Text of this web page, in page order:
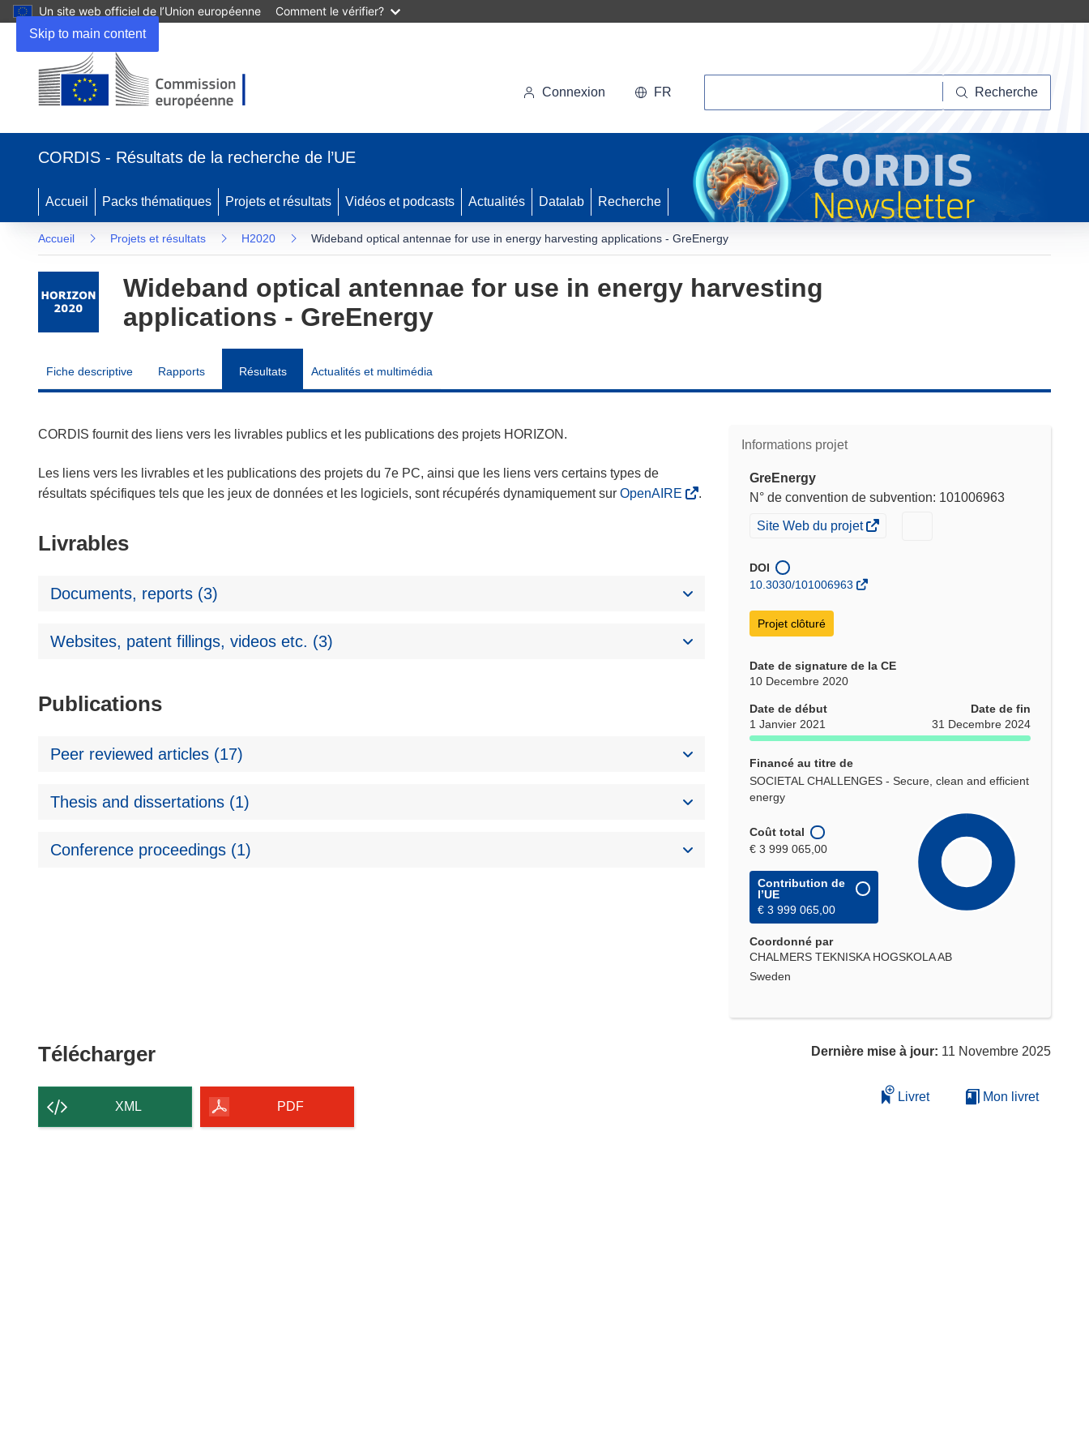
Skip to main content
Un site web officiel de l’Union européenne Comment le vérifier?
une
fenêtre)
Connexion FR Recherche
CORDIS - Résultats de la recherche de l’UE
Accueil Packs thématiques Projets et résultats Vidéos et podcasts Actualités Datalab Recherche
Accueil Projets et résultats H2020 Wideband optical antennae for use in energy harvesting applications - GreEnergy
Wideband optical antennae for use in energy harvesting
applications - GreEnergy
Fiche descriptive Rapports Résultats Actualités et multimédia
Informations projet
GreEnergy
N° de convention de subvention: 101006963
(s’ouvre
nouvelle
fenêtre)
Site Web du projet
DOI
10.3030/101006963
Projet clôturé
Date de signature de la CE
10 Decembre 2020
Date de début
1 Janvier 2021
Date de fin
31 Decembre 2024
Financé au titre de
SOCIETAL CHALLENGES - Secure, clean and efficient
energy
Coût total
€ 3 999 065,00
Contribution de
l’UE
€ 3 999 065,00
Coordonné par
CHALMERS TEKNISKA HOGSKOLA AB
Sweden
CORDIS fournit des liens vers les livrables publics et les publications des projets HORIZON.
Les liens vers les livrables et les publications des projets du 7e PC, ainsi que les liens vers certains types de
résultats spécifiques tels que les jeux de données et les logiciels, sont récupérés dynamiquement sur OpenAIRE .
Livrables
Documents, reports (3)
Websites, patent fillings, videos etc. (3)
Publications
Peer reviewed articles (17)
Thesis and dissertations (1)
Conference proceedings (1)
TéléchargerTélécharger
contenu
de
XML PDF
Dernière mise à jour: 11 Novembre 2025
Livret Mon livret